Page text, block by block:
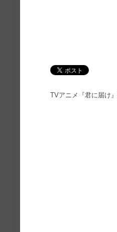
TVアニメ『君に届け